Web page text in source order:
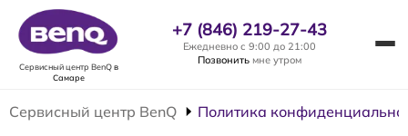
Сервисный центр BenQв
Самаре
+7 (846) 219-27-43
Ежедневно с 9:00 до 21:00
Позвонить мне утром
Сервисный центр BenQ Политика